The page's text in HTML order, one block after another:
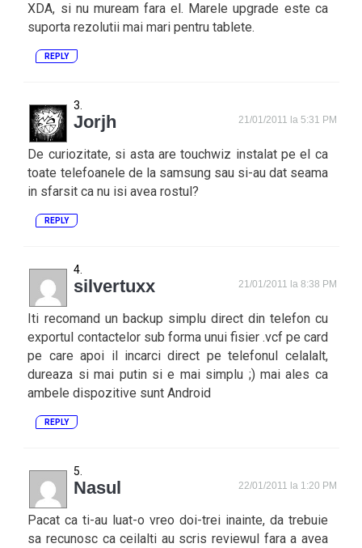
XDA, si nu muream fara el. Marele upgrade este ca
suporta rezolutii mai mari pentru tablete.
REPLY
Jorjh 21/01/2011 la 5:31 PM
De curiozitate, si asta are touchwiz instalat pe el ca
toate telefoanele de la samsung sau si-au dat seama
in sfarsit ca nu isi avea rostul?
REPLY
silvertuxx 21/01/2011 la 8:38 PM
Iti recomand un backup simplu direct din telefon cu
exportul contactelor sub forma unui fisier .vcf pe card
pe care apoi il incarci direct pe telefonul celalalt,
dureaza si mai putin si e mai simplu ;) mai ales ca
ambele dispozitive sunt Android
REPLY
Nasul 22/01/2011 la 1:20 PM
Pacat ca ti-au luat-o vreo doi-trei inainte, da trebuie
sa recunosc ca ceilalti au scris reviewul fara a avea